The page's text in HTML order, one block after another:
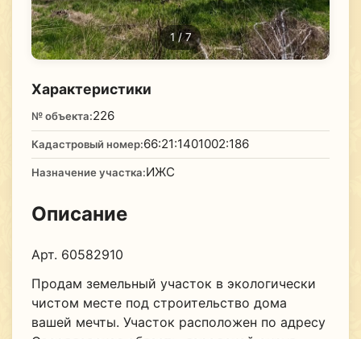
1/ 7
Характеристики
№ объекта:226
Кадастровый номер:66:21:1401002:186
Назначение участка:ИЖС
Описание
Арт. 60582910
Продам земельный участок в экологически
чистом месте под строительство дома
вашей мечты. Участок расположен по адресу